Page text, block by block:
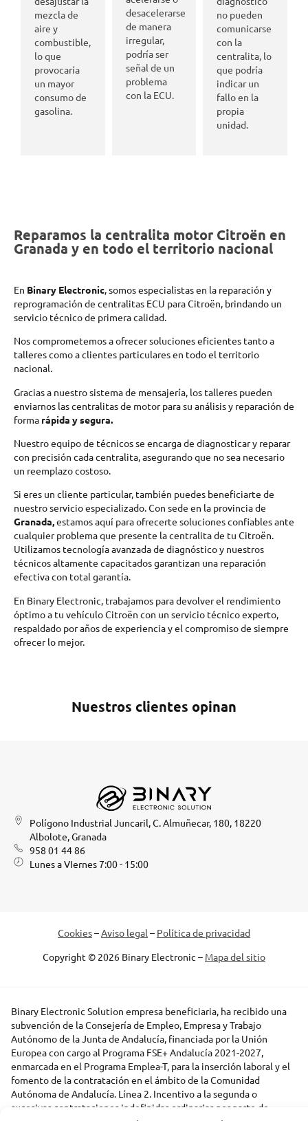
mezcla de
aire y
combustible,
lo que
provocaría
un mayor
consumo de
gasolina.
desacelerarse
de manera
irregular,
podría ser
señal de un
problema
con la ECU.
no pueden
comunicarse
con la
centralita, lo
que podría
indicar un
fallo en la
propia
unidad.
Reparamos la centralita motor Citroën en
Granada y en todo el territorio nacional
En Binary Electronic, somos especialistas en la reparación y
reprogramación de centralitas ECU para Citroën, brindando un
servicio técnico de primera calidad.
Nos comprometemos a ofrecer soluciones eficientes tanto a
talleres como a clientes particulares en todo el territorio
nacional.
Gracias a nuestro sistema de mensajería, los talleres pueden
enviarnos las centralitas de motor para su análisis y reparación de
forma rápida y segura.
Nuestro equipo de técnicos se encarga de diagnosticar y reparar
con precisión cada centralita, asegurando que no sea necesario
un reemplazo costoso.
Si eres un cliente particular, también puedes beneficiarte de
nuestro servicio especializado. Con sede en la provincia de
Granada,estamos aquí para ofrecerte soluciones confiables ante
cualquier problema que presente la centralita de tu Citroën.
Utilizamos tecnología avanzada de diagnóstico y nuestros
técnicos altamente capacitados garantizan una reparación
efectiva con total garantía.
En Binary Electronic, trabajamos para devolver el rendimiento
óptimo a tu vehículo Citroën con un servicio técnico experto,
respaldado por años de experiencia y el compromiso de siempre
ofrecer lo mejor.
Nuestros clientes opinan
Polígono Industrial Juncaril, C. Almuñecar, 180, 18220
Albolote, Granada
958 01 44 86
Lunes a VIernes 7:00 - 15:00
Cookies–Aviso legal – Política de privacidad
Copyright © 2026 Binary Electronic – Mapa del sitio
Binary Electronic Solution empresa beneficiaria, ha recibido una
subvención de la Consejería de Empleo, Empresa y Trabajo
Autónomo de la Junta de Andalucía, financiada por la Unión
Europea con cargo al Programa FSE+ Andalucía 2021-2027,
enmarcada en el Programa Emplea-T, para la inserción laboral y el
fomento de la contratación en el ámbito de la Comunidad
Autónoma de Andalucía. Línea 2. Incentivo a la segunda o
sucesivas contrataciones indefinidas ordinarias por parte de